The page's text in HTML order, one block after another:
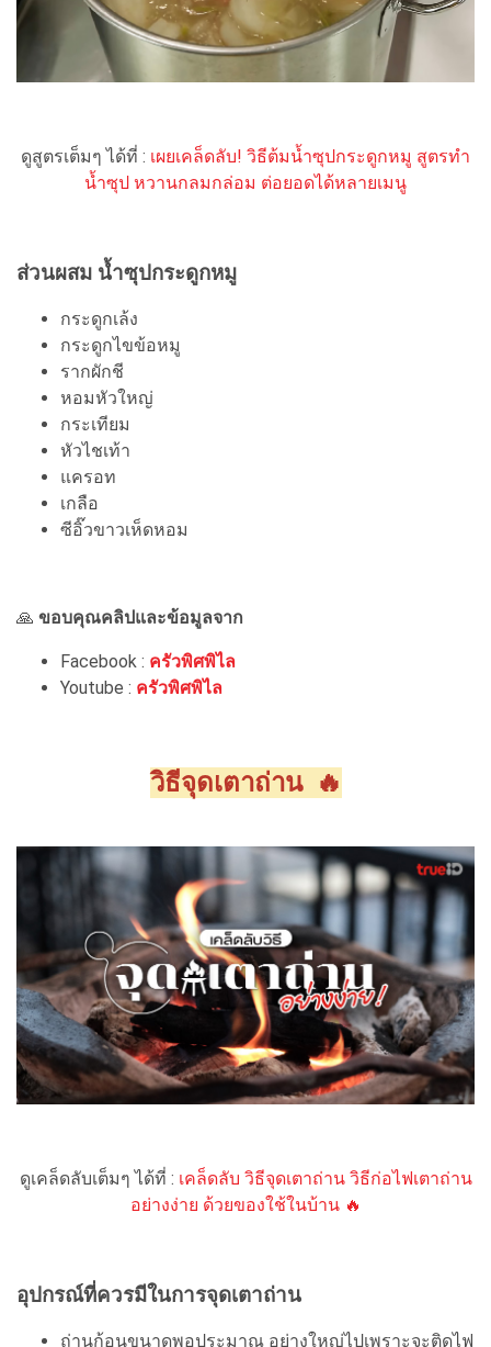
ดูสูตรเต็มๆ ได้ที่ : เผยเคล็ดลับ! วิธีต้มน้ำซุปกระดูกหมู สูตรทำ
น้ำซุป หวานกลมกล่อม ต่อยอดได้หลายเมนู
ส่วนผสม น้ำซุปกระดูกหมู
กระดูกเล้ง
กระดูกไขข้อหมู
รากผักชี
หอมหัวใหญ่
กระเทียม
หัวไชเท้า
แครอท
เกลือ
ซีอิ๊วขาวเห็ดหอม
🙏 ขอบคุณคลิปและข้อมูลจาก
Facebook : ครัวพิศพิไล
Youtube : ครัวพิศพิไล
วิธีจุดเตาถ่าน 🔥
ดูเคล็ดลับเต็มๆ ได้ที่ : เคล็ดลับ วิธีจุดเตาถ่าน วิธีก่อไฟเตาถ่าน
อย่างง่าย ด้วยของใช้ในบ้าน 🔥
อุปกรณ์ที่ควรมีในการจุดเตาถ่าน
ถ่านก้อนขนาดพอประมาณ อย่างใหญ่ไปเพราะจะติดไฟ